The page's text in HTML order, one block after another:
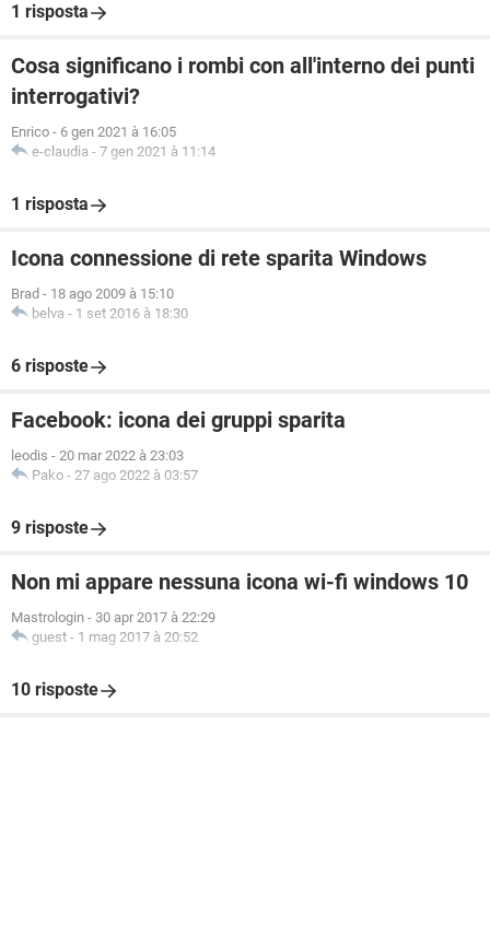
1 risposta
Cosa significano i rombi con all'interno dei punti
interrogativi?
Enrico - 6 gen 2021 à 16:05
e-claudia - 7 gen 2021 à 11:14
1 risposta
Icona connessione di rete sparita Windows
Brad - 18 ago 2009 à 15:10
belva - 1 set 2016 à 18:30
6 risposte
Facebook: icona dei gruppi sparita
leodis - 20 mar 2022 à 23:03
Pako - 27 ago 2022 à 03:57
9 risposte
Non mi appare nessuna icona wi-fi windows 10
Mastrologin - 30 apr 2017 à 22:29
guest - 1 mag 2017 à 20:52
10 risposte